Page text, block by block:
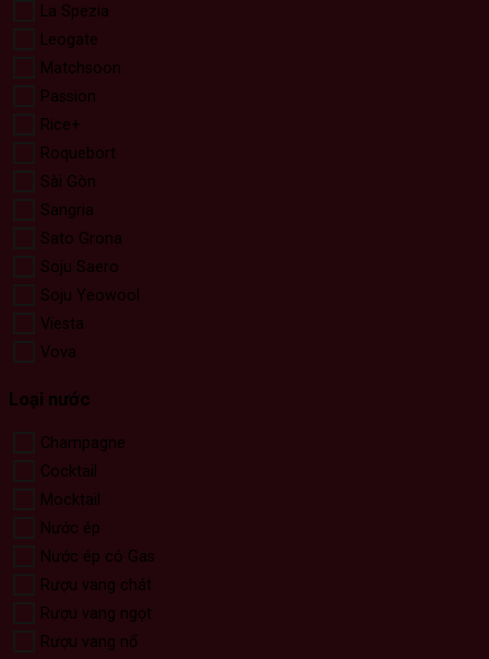
La Spezia
Leogate
Matchsoon
Passion
Rice+
Roquebort
Sài Gòn
Sangria
Sato Grona
Soju Saero
Soju Yeowool
Viesta
Vova
Loại nước
Champagne
Cocktail
Mocktail
Nước ép
Nước ép có Gas
Rượu vang chát
Rượu vang ngọt
Rượu vang nổ